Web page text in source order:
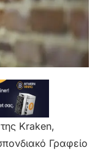
Kraken,
Γραφείο